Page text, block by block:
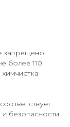
запрещено,
более 110
и безопасности